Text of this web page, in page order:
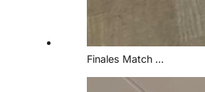
Finales Match …